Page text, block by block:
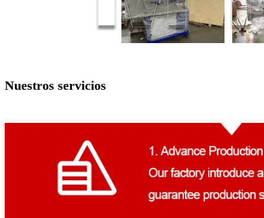
Nuestros servicios